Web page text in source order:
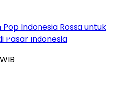
Indonesia Rossa untuk
Pasar Indonesia